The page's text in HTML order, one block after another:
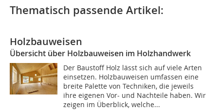
Thematisch passende Artikel:
Holzbauweisen
Übersicht über Holzbauweisen im Holzhandwerk
Der Baustoff Holz lässt sich auf viele Arten
einsetzen. Holzbauweisen umfassen eine
breite Palette von Techniken, die jeweils
ihre eigenen Vor- und Nachteile haben. Wir
zeigen im Überblick, welche...